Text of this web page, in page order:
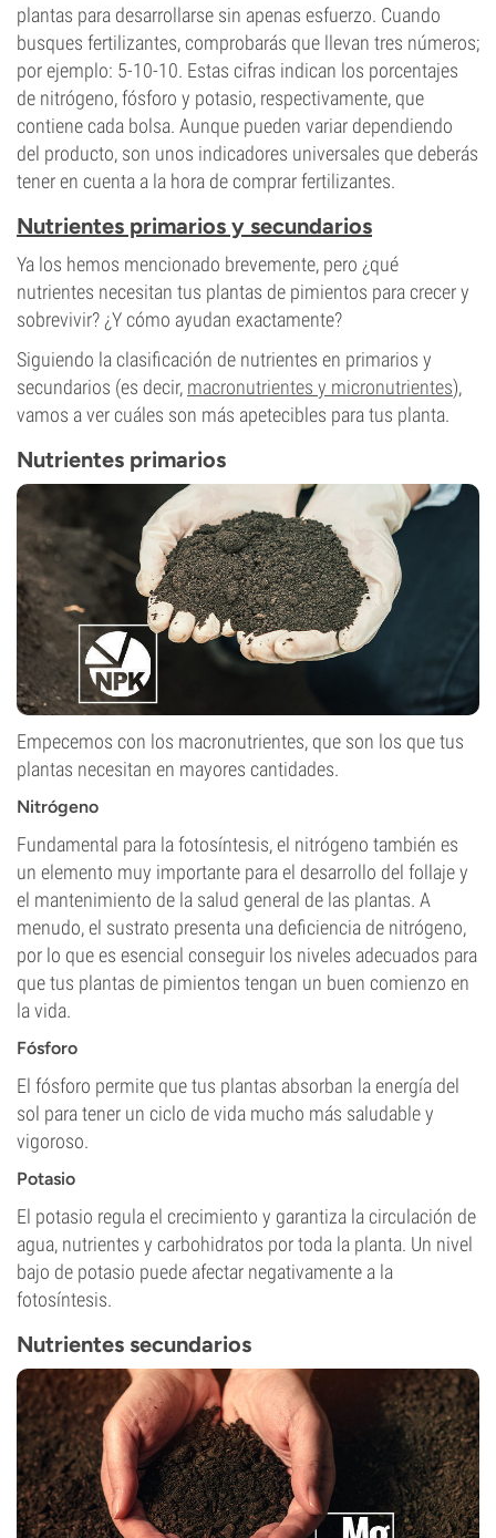
plantas para desarrollarse sin apenas esfuerzo. Cuando
busques fertilizantes, comprobarás que llevan tres números;
por ejemplo: 5-10-10. Estas cifras indican los porcentajes
de nitrógeno, fósforo y potasio, respectivamente, que
contiene cada bolsa. Aunque pueden variar dependiendo
del producto, son unos indicadores universales que deberás
tener en cuenta a la hora de comprar fertilizantes.
Nutrientes primarios y secundarios
Ya los hemos mencionado brevemente, pero ¿qué
nutrientes necesitan tus plantas de pimientos para crecer y
sobrevivir? ¿Y cómo ayudan exactamente?
Siguiendo la clasificación de nutrientes en primarios y
secundarios (es decir, macronutrientes y micronutrientes),
vamos a ver cuáles son más apetecibles para tus planta.
Nutrientes primarios
Empecemos con los macronutrientes, que son los que tus
plantas necesitan en mayores cantidades.
Nitrógeno
Fundamental para la fotosíntesis, el nitrógeno también es
un elemento muy importante para el desarrollo del follaje y
el mantenimiento de la salud general de las plantas. A
menudo, el sustrato presenta una deficiencia de nitrógeno,
por lo que es esencial conseguir los niveles adecuados para
que tus plantas de pimientos tengan un buen comienzo en
la vida.
Fósforo
El fósforo permite que tus plantas absorban la energía del
sol para tener un ciclo de vida mucho más saludable y
vigoroso.
Potasio
El potasio regula el crecimiento y garantiza la circulación de
agua, nutrientes y carbohidratos por toda la planta. Un nivel
bajo de potasio puede afectar negativamente a la
fotosíntesis.
Nutrientes secundarios